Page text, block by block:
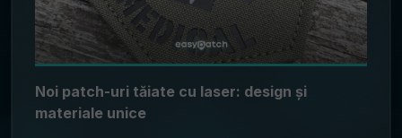
Noi patch-uri tăiate cu laser: design și
materiale unice